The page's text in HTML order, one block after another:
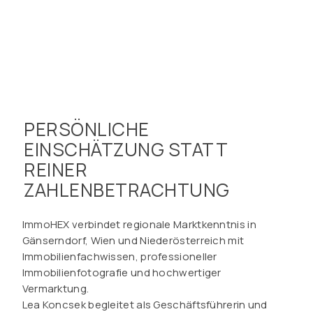
PERSÖNLICHE
EINSCHÄTZUNG STATT
REINER
ZAHLENBETRACHTUNG
ImmoHEX verbindet regionale Marktkenntnis in
Gänserndorf, Wien und Niederösterreich mit
Immobilienfachwissen, professioneller
Immobilienfotografie und hochwertiger
Vermarktung.
Lea Koncsek begleitet als Geschäftsführerin und